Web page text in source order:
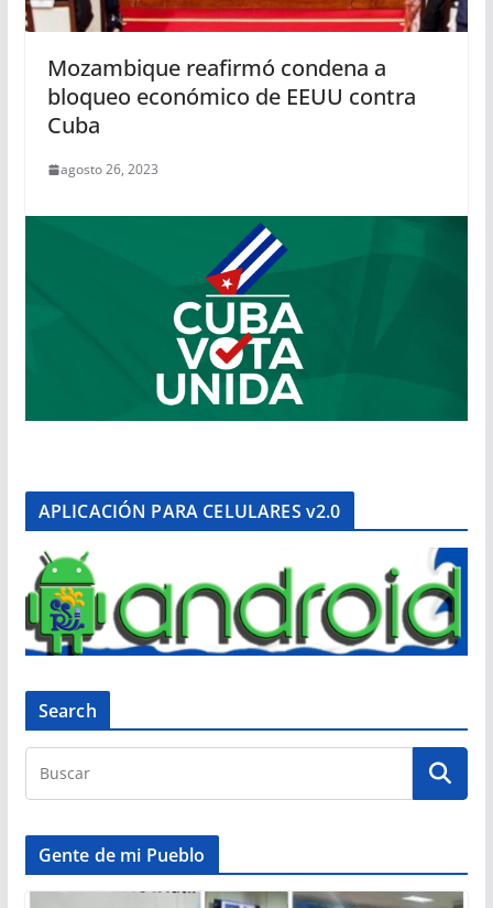
Mozambique reafirmó condena a
bloqueo económico de EEUU contra
Cuba
agosto 26, 2023
APLICACIÓN PARA CELULARES v2.0
Search
Gente de mi Pueblo